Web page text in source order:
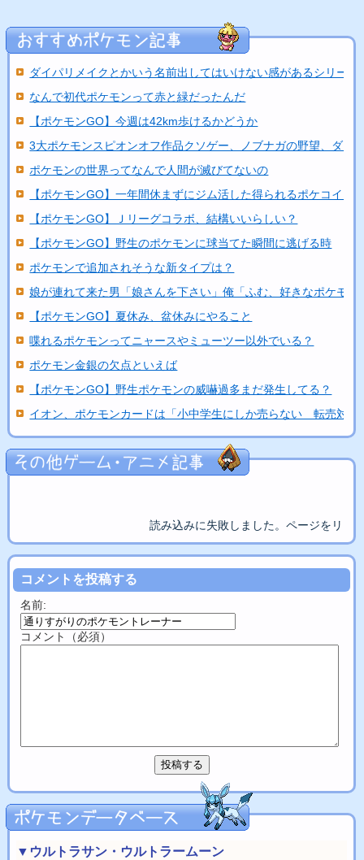
ダイパリメイクとかいう名前出してはいけない感があるシリーズ
なんで初代ポケモンって赤と緑だったんだ
【ポケモンGO】今週は42km歩けるかどうか
3大ポケモンスピオンオフ作品クソゲー、ノブナガの野望、ダッ...
ポケモンの世界ってなんで人間が滅びてないの
【ポケモンGO】一年間休まずにジム活した得られるポケコイン...
【ポケモンGO】Ｊリーグコラボ、結構いいらしい？
【ポケモンGO】野生のポケモンに球当てた瞬間に逃げる時
ポケモンで追加されそうな新タイプは？
娘が連れて来た男「娘さんを下さい」俺「ふむ、好きなポケモン
【ポケモンGO】夏休み、盆休みにやること
喋れるポケモンってニャースやミューツー以外でいる？
ポケモン金銀の欠点といえば
【ポケモンGO】野生ポケモンの威嚇過多まだ発生してる？
イオン、ポケモンカードは「小中学生にしか売らない 転売対策
読み込みに失敗しました。ページをリロ
コメントを投稿する
名前:
コメント（必須）
▼ウルトラサン・ウルトラームーン